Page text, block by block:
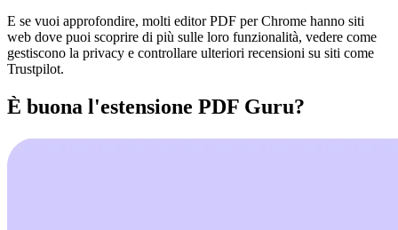
E se vuoi approfondire, molti editor PDF per Chrome hanno siti
web dove puoi scoprire di più sulle loro funzionalità, vedere come
gestiscono la privacy e controllare ulteriori recensioni su siti come
Trustpilot.
È buona l'estensione PDF Guru?